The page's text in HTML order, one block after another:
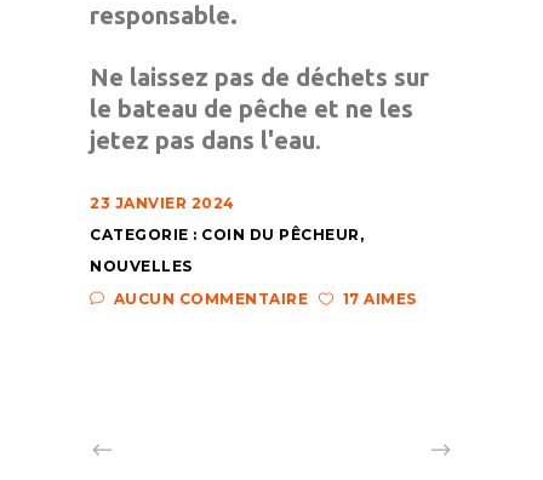
responsable.
Ne laissez pas de déchets sur
le bateau de pêche et ne les
jetez pas dans l'eau.
23 JANVIER 2024
CATEGORIE : COIN DU PÊCHEUR ,
NOUVELLES
AUCUN COMMENTAIRE
17 AIMES